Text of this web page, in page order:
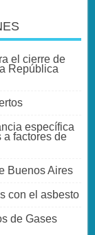
el cierre de
República
específica
a factores de
Buenos Aires
con el asbesto
de Gases